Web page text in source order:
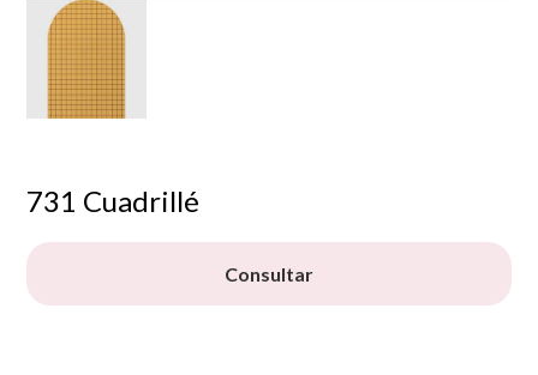
731 Cuadrillé
Consultar